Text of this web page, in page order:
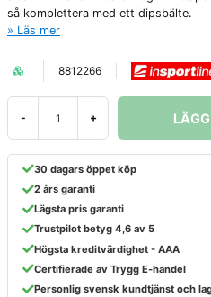
så komplettera med ett dipsbälte.
Läs mer
8812266
- +
30 dagars öppet köp
2 års garanti
Lägsta pris garanti
Trustpilot betyg 4,6 av 5
Högsta kreditvärdighet - AAA
Certifierade av Trygg E-handel
Personlig svensk kundtjänst och